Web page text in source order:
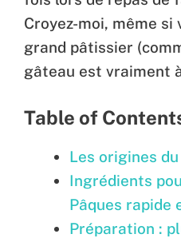
Croyez-moi, même si
grand pâtissier
gâteau est vraiment
Table of
Les origines
Ingrédients
Pâques rapide
Préparation :